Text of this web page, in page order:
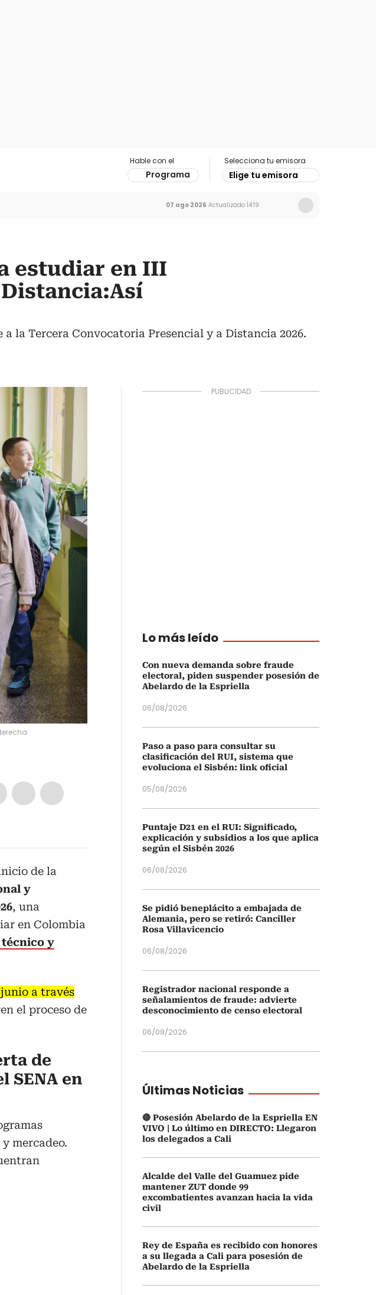
Hable con el
Programa
Selecciona tu emisora
Elige tu emisora
07 ago 2026 Actualizado 14:19
estudiar en III
la Tercera Convocatoria Presencial y a Distancia 2026.
de la
y
, una
en Colombia
y
a través
el proceso de
de
SENA en
mercadeo.
Lo más leído
Con nueva demanda sobre fraude
electoral, piden suspender posesión de
Abelardo de la Espriella
06/08/2026
Paso a paso para consultar su
clasificación del RUI, sistema que
evoluciona el Sisbén: link oficial
05/08/2026
Puntaje D21 en el RUI: Significado,
explicación y subsidios a los que aplica
según el Sisbén 2026
06/08/2026
Se pidió beneplácito a embajada de
Alemania, pero se retiró: Canciller
Rosa Villavicencio
06/08/2026
Registrador nacional responde a
señalamientos de fraude: advierte
desconocimiento de censo electoral
06/08/2026
Últimas Noticias
🔴 Posesión Abelardo de la Espriella EN
VIVO | Lo último en DIRECTO: Llegaron
los delegados a Cali
Alcalde del Valle del Guamuez pide
mantener ZUT donde 99
excombatientes avanzan hacia la vida
civil
Rey de España es recibido con honores
a su llegada a Cali para posesión de
Abelardo de la Espriella